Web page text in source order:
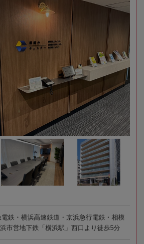
鉄・横浜高速鉄道・京浜急行電鉄・相模
市営地下鉄「横浜駅」西口より徒歩5分